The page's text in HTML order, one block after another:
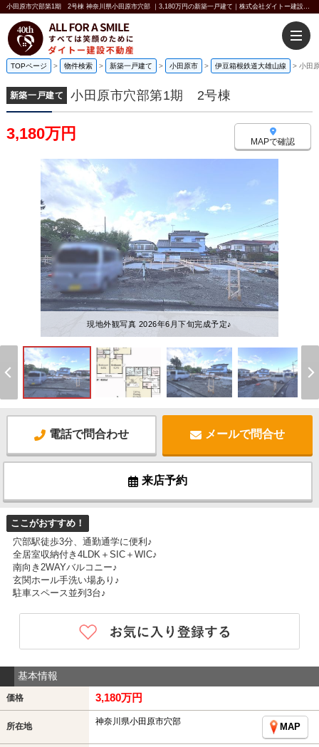
小田原市穴部第1期 2号棟 神奈川県小田原市穴部 ｜3,180万円の新築一戸建て｜株式会社ダイトー建設不動産
TOPページ > 物件検索 > 新築一戸建て > 小田原市 > 伊豆箱根鉄道大雄山線 > 小田
新築一戸建て 小田原市穴部第1期 2号棟
3,180万円 MAPで確認
現地外観写真 2026年6月下旬完成予定♪
電話で問合わせ メールで問合せ
来店予約
ここがおすすめ！
穴部駅徒歩3分、通勤通学に便利♪
全居室収納付き4LDK＋SIC＋WIC♪
南向き2WAYバルコニー♪
玄関ホール手洗い場あり♪
駐車スペース並列3台♪
基本情報
価格 3,180万円
所在地 神奈川県小田原市穴部
MAP